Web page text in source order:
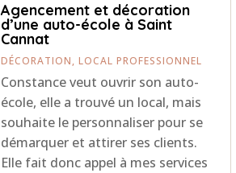
Agencement et décoration
d’une auto-école à Saint
Cannat
DÉCORATION,LOCAL PROFESSIONNEL
Constance veut ouvrir son auto-
école, elle a trouvé un local, mais
souhaite le personnaliser pour se
démarquer et attirer ses clients.
Elle fait donc appel à mes services